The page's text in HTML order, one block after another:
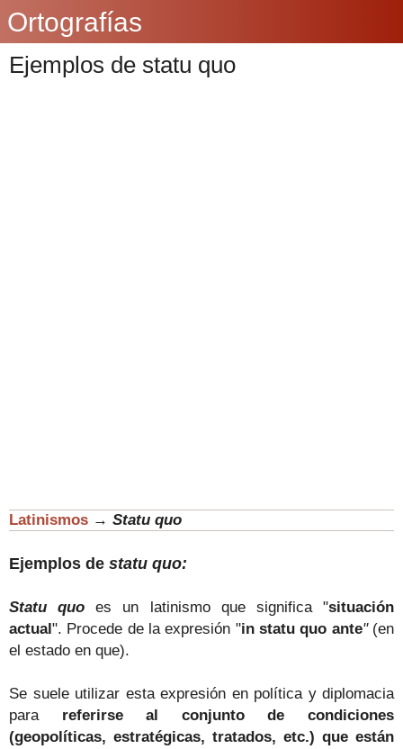
Ortografías
Ejemplos de statu quo
Latinismos → Statu quo
Ejemplos de statu quo:
Statu quo es un latinismo que significa "situación
actual". Procede de la expresión "in statu quo ante"(en
el estado en que).
Se suele utilizar esta expresión en política y diplomacia
para referirse al conjunto de condiciones
(geopolíticas, estratégicas, tratados, etc.) que están